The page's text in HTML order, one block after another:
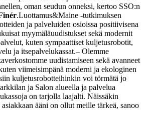
oman seudun onneksi, kertoo SSO:n
.Luottamus&Maine -tutkimuksen
ja palveluiden osioissa positiivisena
myymäläuudistukset sekä modernit
kuten sympaattiset kuljetusrobotit,
ja itsepalvelukassat.– Olemme
uudistamiseen sekä avanneet
viimeisimpänä moderni ja ekologinen
kuljetusrobotteihinkin voi törmätä jo
ja Salon alueella ja palvelua
on tarjolla laajalti. Näissäkin
ääni on ollut meille tärkeä, sanoo